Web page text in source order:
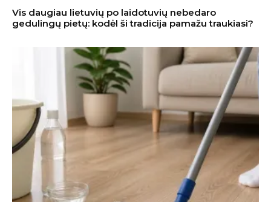
Vis daugiau lietuvių po laidotuvių nebedaro
gedulingų pietų: kodėl ši tradicija pamažu traukiasi?